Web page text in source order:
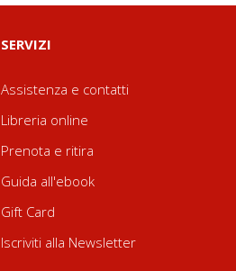
SERVIZI
Assistenza e contatti
Libreria online
Prenota e ritira
Guida all'ebook
Gift Card
Iscriviti alla Newsletter